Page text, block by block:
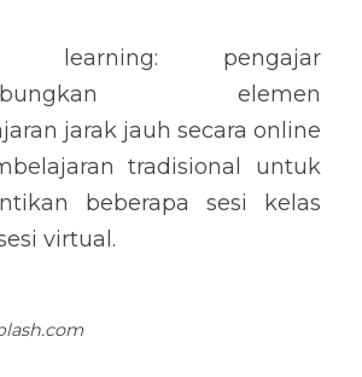
learning: pengajar
elemen
jarak jauh secara online
tradisional untuk
beberapa sesi kelas
virtual.